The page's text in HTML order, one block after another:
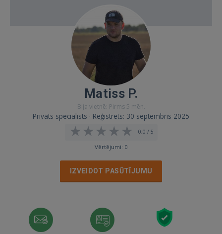
Matiss P.
Bija vietnē: Pirms 5 mēn.
Privāts speciālists · Reģistrēts: 30 septembris 2025
0,0 / 5
Vērtējumi: 0
IZVEIDOT PASŪTĪJUMU